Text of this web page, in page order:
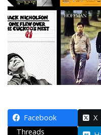
Facebook X
Threads